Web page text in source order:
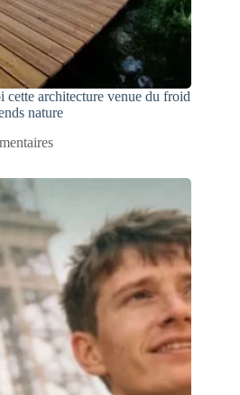
architecture venue du froid
nature